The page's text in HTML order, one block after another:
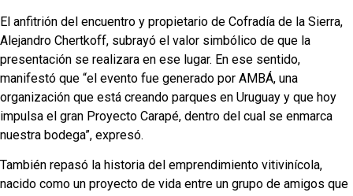
El anfitrión del encuentro y propietario de Cofradía de la Sierra,
Alejandro Chertkoff, subrayó el valor simbólico de que la
presentación se realizara en ese lugar. En ese sentido,
manifestó que “el evento fue generado por AMBÁ, una
organización que está creando parques en Uruguay y que hoy
impulsa el gran Proyecto Carapé, dentro del cual se enmarca
nuestra bodega”, expresó.
También repasó la historia del emprendimiento vitivinícola,
nacido como un proyecto de vida entre un grupo de amigos que